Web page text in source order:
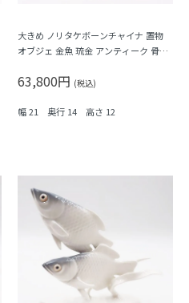
大きめ ノリタケボーンチャイナ 置物
オブジェ 金魚 琉金 アンティーク 骨董
63,800円 (税込)
幅 21 奥行 14 高さ 12